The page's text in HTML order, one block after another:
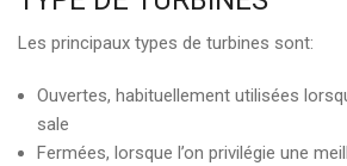
Les principaux types de turbines sont:
Ouvertes, habituellement utilisées
sale
Fermées, lorsque l’on privilégie une